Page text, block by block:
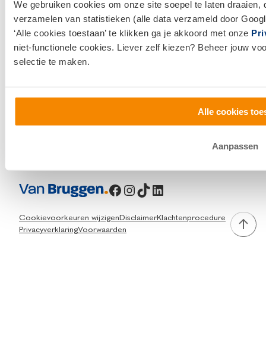
We gebruiken cookies om onze site soepel te laten
verzamelen van statistieken (alle data verzameld door
‘Alle cookies toestaan’ te klikken ga je akkoord met onze
niet-functionele cookies. Liever zelf kiezen? Beheer jouw
selectie te maken.
Alle cookies
Aanpassen
contact met ons op.
0800 1600
info@vanbruggen.nl
Facebook
Instagram
TikTok
LinkedIn
Cookievoorkeuren wijzigen DisclaimerKlachtenprocedure
PrivacyverklaringVoorwaarden